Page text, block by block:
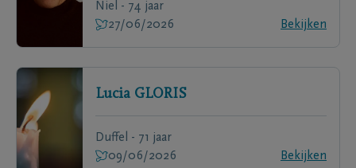
Niel - 74 jaar
27/06/2026
Bekijken
Lucia GLORIS
Duffel - 71 jaar
09/06/2026
Bekijken